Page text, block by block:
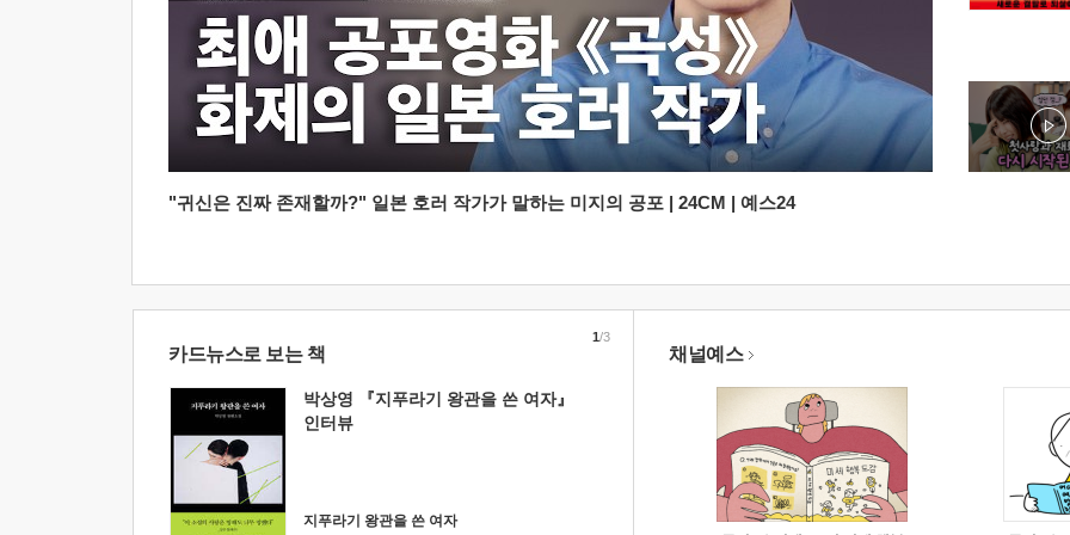
"귀신은 진짜 존재할까?" 일본 호러 작가가 말하는 미지의 공포 | 24CM | 예스24
카드뉴스로 보는 책
박상영 『지푸라기 왕관을 쓴 여자』
인터뷰
지푸라기 왕관을 쓴 여자
1/3
채널예스